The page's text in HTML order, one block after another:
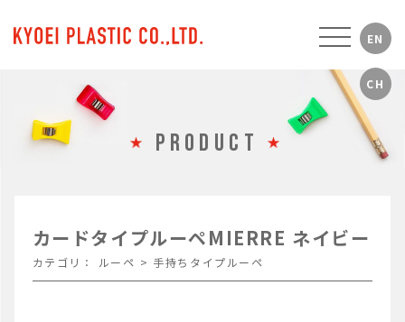
PRODUCT
カードタイプルーペMIERRE ネイビー
カテゴリ： ルーペ > 手持ちタイプルーペ